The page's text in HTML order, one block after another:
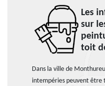
Les
sur
toit
Dans la ville de
intempéries peuvent être